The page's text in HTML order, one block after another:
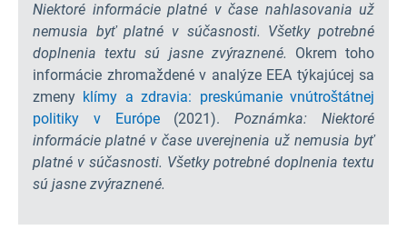
Niektoré informácie platné v čase nahlasovania už
nemusia byť platné v súčasnosti. Všetky potrebné
doplnenia textu sú jasne zvýraznené. Okrem toho
informácie zhromaždené v analýze EEA týkajúcej sa
zmeny klímy a zdravia: preskúmanie vnútroštátnej
politiky v Európe(2021).Poznámka: Niektoré
informácie platné v čase uverejnenia už nemusia byť
platné v súčasnosti. Všetky potrebné doplnenia textu
sú jasne zvýraznené.